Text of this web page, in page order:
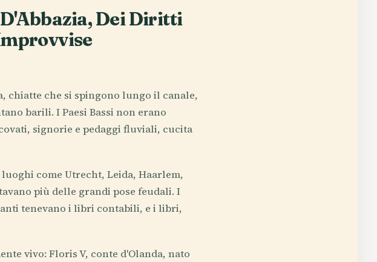
Dei Diritti
chiatte che si spingono lungo il canale,
barili. I Paesi Bassi non erano
signorie e pedaggi fluviali, cucita
come Utrecht, Leida, Haarlem,
più delle grandi pose feudali. I
tenevano i libri contabili, e i libri,
vivo: Floris V, conte d'Olanda, nato